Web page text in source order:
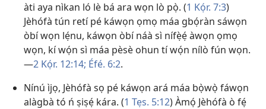
àti aya nìkan ló lè bá ara wọn lò pọ̀. (1 Kọ́r. 7:3)
Jèhófà tún retí pé káwọn ọmọ máa gbọ́ràn sáwọn
òbí wọn lẹ́nu, káwọn òbí náà sì nífẹ̀ẹ́ àwọn ọmọ
wọn, kí wọ́n sì máa pèsè ohun tí wọ́n nílò fún wọn.
—2 Kọ́r. 12:14; Éfé. 6:2.
Nínú ìjọ, Jèhófà sọ pé káwọn ará máa bọ̀wọ̀ fáwọn
alàgbà tó ń ṣiṣẹ́ kára. (1 Tẹs. 5:12) Àmọ́ Jèhófà ò fẹ́